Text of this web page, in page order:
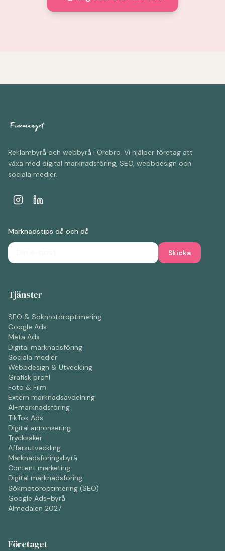
Reklambyrå och webbyrå i Örebro. Vi hjälper företag att
växa med digital marknadsföring, SEO, webbdesign och
sociala medier.
Marknadstips då och då
Skicka
Tjänster
SEO & Sökmotoroptimering
Google Ads
Meta Ads
Digital marknadsföring
Sociala medier
Webbdesign & Utveckling
Grafisk profil
Foto & Film
Extern marknadsavdelning
AI-marknadsföring
TikTok Ads
Digital annonsering
Trycksaker
Affärsutveckling
Marknadsföringsbyrå
Content marketing
Digital marknadsföring
Sökmotoroptimering (SEO)
Google Ads-byrå
Almedalen 2027
Företaget